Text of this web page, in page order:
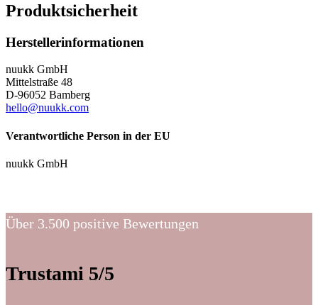
Produktsicherheit
Herstellerinformationen
nuukk GmbH
Mittelstraße 48
D-96052 Bamberg
hello@nuukk.com
Verantwortliche Person in der EU
nuukk GmbH
Über 3.500 positive Bewertungen
Trustami 5/5